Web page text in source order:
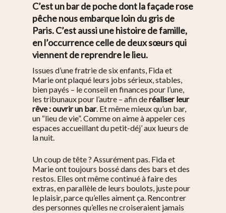
C’est un bar de poche dont la façade rose
pêche nous embarque loin du gris de
Paris. C’est aussi une histoire de famille,
en l’occurrence celle de deux sœurs qui
viennent de reprendre le lieu.
Issues d’une fratrie de six enfants, Fida et
Marie ont plaqué leurs jobs sérieux, stables,
bien payés – le conseil en finances pour l’une,
les tribunaux pour l’autre – afin deréaliser leur
rêve : ouvrir un bar. Et même mieux qu’un bar,
un “lieu de vie”. Comme on aime à appeler ces
espaces accueillant du petit-déj’ aux lueurs de
la nuit.
Un coup de tête ? Assurément pas. Fida et
Marie ont toujours bossé dans des bars et des
restos. Elles ont même continué à faire des
extras, en parallèle de leurs boulots, juste pour
le plaisir, parce qu’elles aiment ça. Rencontrer
des personnes qu’elles ne croiseraient jamais